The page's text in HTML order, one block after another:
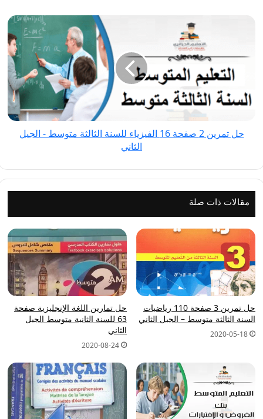
الفيزياء
للسنة
متوسط
الثاني
حل تمرين 2 صفحة 16 الفيزياء للسنة الثالثة متوسط - الجيل
الثاني
مقالات ذات صلة
حل تمرين 3 صفحة 110 رياضيات
السنة الثالثة متوسط – الجيل الثاني
2020-05-18
حل تمارين اللغة الإنجليزية صفحة
63 للسنة الثانية متوسط الجيل
الثاني
2020-08-24